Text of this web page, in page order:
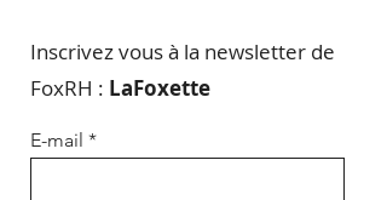
Inscrivez vous à la newsletter de
FoxRH : LaFoxette
E-mail